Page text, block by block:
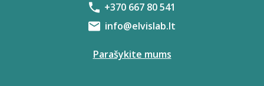
+370 667 80 541
info@elvislab.lt
Parašykite mums